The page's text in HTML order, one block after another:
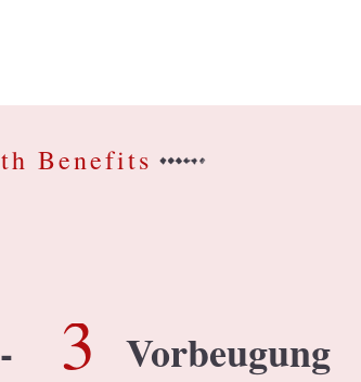
Benefits
Vorbeugung